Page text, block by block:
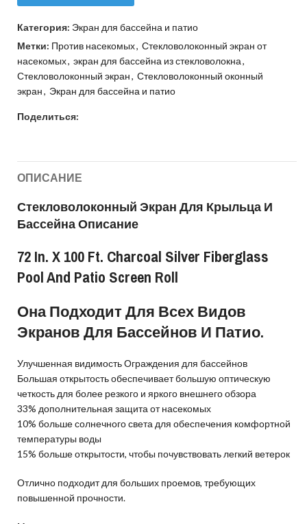
Категория: Экран для бассейна и патио
Метки: Против насекомых, Стекловолоконный экран от
насекомых, экран для бассейна из стекловолокна,
Стекловолоконный экран, Стекловолоконный оконный
экран, Экран для бассейна и патио
Поделиться:
ОПИСАНИЕ
Стекловолоконный Экран Для Крыльца И
Бассейна Описание
72 In. X 100 Ft. Charcoal Silver Fiberglass
Pool And Patio Screen Roll
Она Подходит Для Всех Видов
Экранов Для Бассейнов И Патио.
Улучшенная видимость Ограждения для бассейнов
Большая открытость обеспечивает большую оптическую
четкость для более резкого и яркого внешнего обзора
33% дополнительная защита от насекомых
10% больше солнечного света для обеспечения комфортной
температуры воды
15% больше открытости, чтобы почувствовать легкий ветерок
Отлично подходит для больших проемов, требующих
повышенной прочности.